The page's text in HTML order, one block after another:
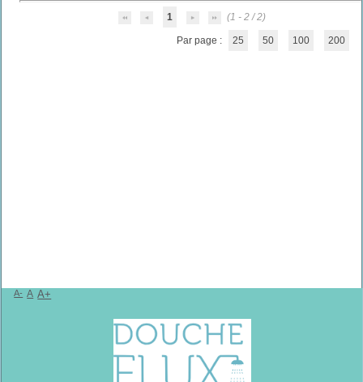
1 (1 - 2 / 2)
Par page : 25 50 100 200
A- A A+